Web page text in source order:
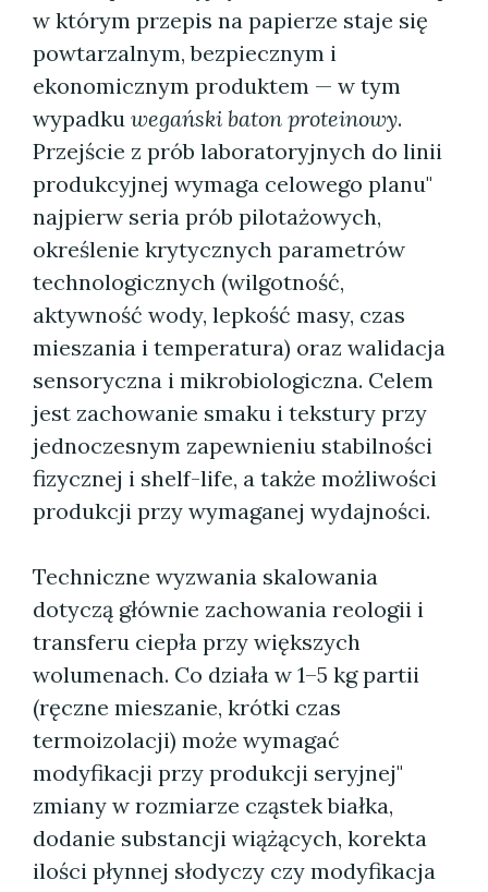
w którym przepis na papierze staje się
powtarzalnym, bezpiecznym i
ekonomicznym produktem — w tym
wypadku wegański baton proteinowy.
Przejście z prób laboratoryjnych do linii
produkcyjnej wymaga celowego planu"
najpierw seria prób pilotażowych,
określenie krytycznych parametrów
technologicznych (wilgotność,
aktywność wody, lepkość masy, czas
mieszania i temperatura) oraz walidacja
sensoryczna i mikrobiologiczna. Celem
jest zachowanie smaku i tekstury przy
jednoczesnym zapewnieniu stabilności
fizycznej i shelf-life, a także możliwości
produkcji przy wymaganej wydajności.
Techniczne wyzwania skalowania
dotyczą głównie zachowania reologii i
transferu ciepła przy większych
wolumenach. Co działa w 1–5 kg partii
(ręczne mieszanie, krótki czas
termoizolacji) może wymagać
modyfikacji przy produkcji seryjnej"
zmiany w rozmiarze cząstek białka,
dodanie substancji wiążących, korekta
ilości płynnej słodyczy czy modyfikacja